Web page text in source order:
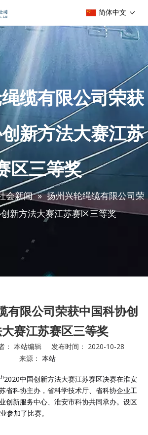
简体中文
缆有限公司荣获
新方法大赛江苏
区三等奖
会新闻 » 扬州兴轮绳缆有限公司荣
新方法大赛江苏赛区三等奖
有限公司荣获中国科协创
赛江苏赛区三等奖
： 本站编辑 发布时间： 2020-10-28
来源： 本站
2020中国创新方法大赛江苏赛区决赛在淮安
省科协主办，省科学技术厅、省科协企业工
创新服务中心、淮安市科协共同承办。设区
参加了比赛。